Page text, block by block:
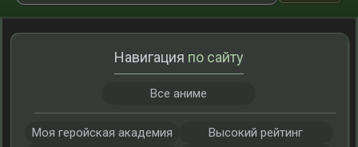
Навигация по сайту
Все аниме
Моя геройская академия
Высокий рейтинг